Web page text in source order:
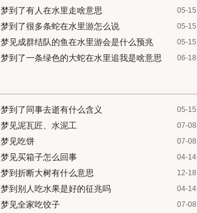
梦到了有人在水里走啥意思 05-15
梦到了很多条蛇在水里游怎么说 05-15
梦见成群结队的鱼在水里游会是什么预兆 05-15
梦到了一条绿色的大蛇在水里追我是啥意思 06-18
梦到了同事去逝有什么含义 05-15
梦见泥瓦匠、水泥工 07-08
梦见吃饼 07-08
梦见买箱子怎么回事 04-14
梦到折断大树有什么意思 12-18
梦到别人吃水果是好的征兆吗 04-14
梦见全家吃饺子 07-08